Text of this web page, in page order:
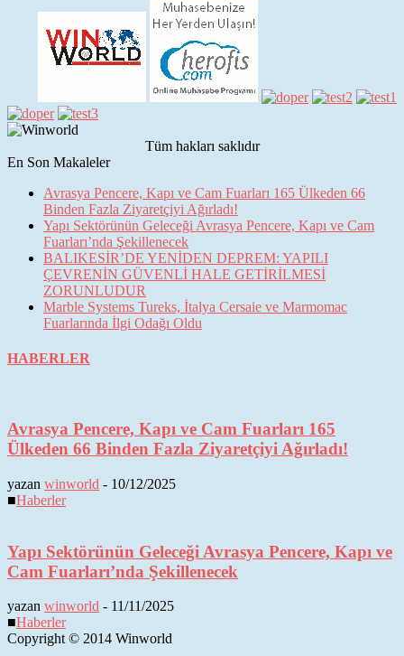
Tüm hakları saklıdır
En Son Makaleler
Avrasya Pencere, Kapı ve Cam Fuarları 165 Ülkeden 66
Binden Fazla Ziyaretçiyi Ağırladı!
Yapı Sektörünün Geleceği Avrasya Pencere, Kapı ve Cam
Fuarları’nda Şekillenecek
BALIKESİR’DE YENİDEN DEPREM: YAPILI
ÇEVRENİN GÜVENLİ HALE GETİRİLMESİ
ZORUNLUDUR
Marble Systems Tureks, İtalya Cersaie ve Marmomac
Fuarlarında İlgi Odağı Oldu
HABERLER
Avrasya Pencere, Kapı ve Cam Fuarları 165
Ülkeden 66 Binden Fazla Ziyaretçiyi Ağırladı!
yazan winworld - 10/12/2025
■Haberler
Yapı Sektörünün Geleceği Avrasya Pencere, Kapı ve
Cam Fuarları’nda Şekillenecek
yazan winworld - 11/11/2025
■Haberler
Copyright © 2014 Winworld